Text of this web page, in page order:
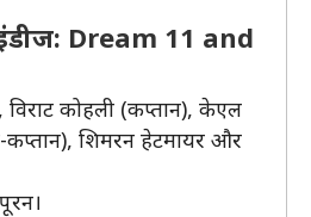
Dream 11 and
विराट कोहली (कप्तान), केएल
शिमरन हेटमायर और